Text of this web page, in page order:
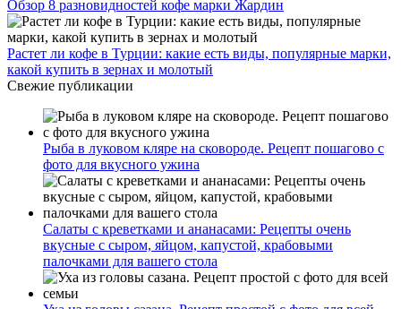
Обзор 8 разновидностей кофе марки Жардин
Растет ли кофе в Турции: какие есть виды, популярные марки,
какой купить в зернах и молотый
Свежие публикации
Рыба в луковом кляре на сковороде. Рецепт пошагово с
фото для вкусного ужина
Салаты с креветками и ананасами: Рецепты очень
вкусные с сыром, яйцом, капустой, крабовыми
палочками для вашего стола